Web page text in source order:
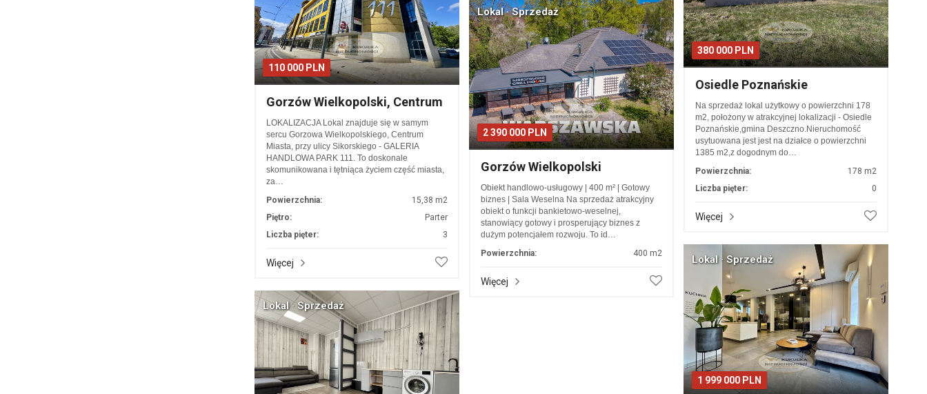
380 000 PLN
Osiedle Poznańskie
Na sprzedaż lokal użytkowy o powierzchni 178
m2, położony w atrakcyjnej lokalizacji - Osiedle
Poznańskie,gmina Deszczno.Nieruchomość
usytuowana jest jest na działce o powierzchni
1385 m2,z dogodnym do…
Powierzchnia:
178 m2
Liczba pięter:
0
Więcej
110 000 PLN
Gorzów Wielkopolski, Centrum
LOKALIZACJA Lokal znajduje się w samym
sercu Gorzowa Wielkopolskiego, Centrum
Miasta, przy ulicy Sikorskiego - GALERIA
HANDLOWA PARK 111. To doskonale
skomunikowana i tętniąca życiem część miasta,
za…
Powierzchnia:
15,38 m2
Piętro:
Parter
Liczba pięter:
3
Więcej
2 390 000 PLN
Lokal · Sprzedaż
Gorzów Wielkopolski
Obiekt handlowo-usługowy | 400 m² | Gotowy
biznes | Sala Weselna Na sprzedaż atrakcyjny
obiekt o funkcji bankietowo-weselnej,
stanowiący gotowy i prosperujący biznes z
dużym potencjałem rozwoju. To id…
Powierzchnia:
400 m2
Więcej
1 999 000 PLN
Lokal · Sprzedaż
Lokal · Sprzedaż